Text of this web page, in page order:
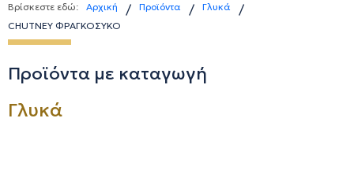
Βρίσκεστε εδώ: Αρχική / Προϊόντα / Γλυκά /
CHUTNEY ΦΡΑΓΚΟΣΥΚΟ
Προϊόντα με καταγωγή
Γλυκά